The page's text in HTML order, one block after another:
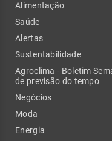
Alimentação
Saúde
Alertas
Sustentabilidade
Agroclima - Boletim
de previsão do tempo
Negócios
Moda
Energia